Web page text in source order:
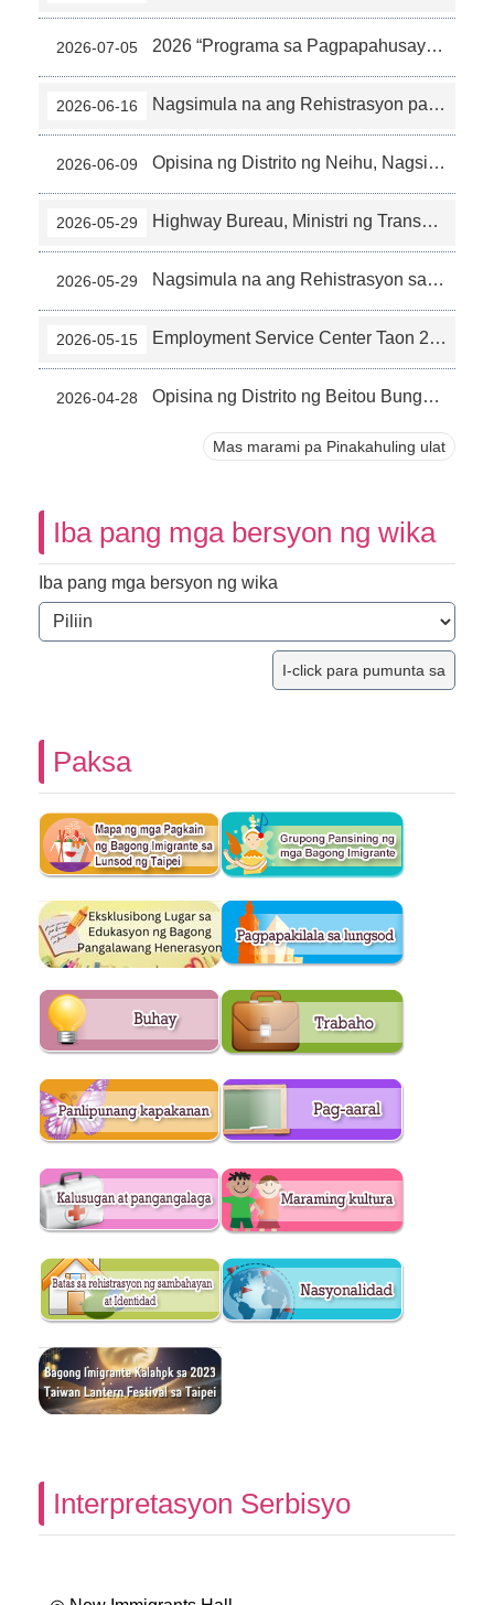
2026-07-05 2026 “Programa sa Pagpapahusay ng Digital Aplikasyon para sa Bagong Imigrante” Libreng Kursong Pag-aaral (7-1)
2026-06-16 Nagsimula na ang Rehistrasyon para sa 2026 “Kumain ng Masustansya - Buhay Masaya’t Hindi Tumatanda: Support Group sa Kalusugan ng Bagong Imigrante”（6-8）
2026-06-09 Opisina ng Distrito ng Neihu, Nagsimula na ang Rehistrasyon sa Kursong Pag-aaral ng Kape para sa mga Bagong Imigrante（6-3）
2026-05-29 Highway Bureau, Ministri ng Transportasyon at Komunikasyon: Patakarang Pagsasanay sa Pagmaneho ng Motorsiklo para sa mga Tagadayuhan (5-12)
2026-05-29 Nagsimula na ang Rehistrasyon sa Kursong Pagpapalago ng Kakayanan ng Bagong Imigranteng Kabataang Kababaihan “Ang Aking Kabataan – Workshop Paggalugad sa Sarili”(5-10)
2026-05-15 Employment Service Center Taon 2026 Mayo 20 Unang Pagdalaw ng Bagong Imigrante sa DEBOLA Massage & Spa at sa Grand Hilai Taipei（5-3)
2026-04-28 Opisina ng Distrito ng Beitou Bunga ng Pag-aaral ng Mahiwagang Bote - Paggawa ng Fruit Jam at Pagbuburo ng Gulay（4-8）
Mas marami pa Pinakahuling ulat
Iba pang mga bersyon ng wika
Iba pang mga bersyon ng wika
Paksa
Interpretasyon Serbisyo